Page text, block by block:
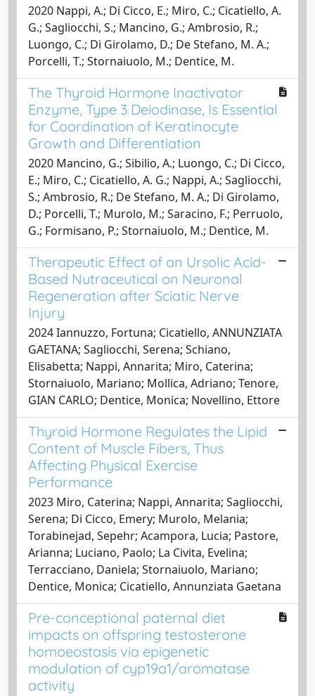
2020 Nappi, A.; Di Cicco, E.; Miro, C.; Cicatiello, A.
G.; Sagliocchi, S.; Mancino, G.; Ambrosio, R.;
Luongo, C.; Di Girolamo, D.; De Stefano, M. A.;
Porcelli, T.; Stornaiuolo, M.; Dentice, M.
The Thyroid Hormone Inactivator
Enzyme, Type 3 Deiodinase, Is Essential
for Coordination of Keratinocyte
Growth and Differentiation
2020 Mancino, G.; Sibilio, A.; Luongo, C.; Di Cicco,
E.; Miro, C.; Cicatiello, A. G.; Nappi, A.; Sagliocchi,
S.; Ambrosio, R.; De Stefano, M. A.; Di Girolamo,
D.; Porcelli, T.; Murolo, M.; Saracino, F.; Perruolo,
G.; Formisano, P.; Stornaiuolo, M.; Dentice, M.
Therapeutic Effect of an Ursolic Acid-
Based Nutraceutical on Neuronal
Regeneration after Sciatic Nerve
Injury
2024 Iannuzzo, Fortuna; Cicatiello, ANNUNZIATA
GAETANA; Sagliocchi, Serena; Schiano,
Elisabetta; Nappi, Annarita; Miro, Caterina;
Stornaiuolo, Mariano; Mollica, Adriano; Tenore,
GIAN CARLO; Dentice, Monica; Novellino, Ettore
Thyroid Hormone Regulates the Lipid
Content of Muscle Fibers, Thus
Affecting Physical Exercise
Performance
2023 Miro, Caterina; Nappi, Annarita; Sagliocchi,
Serena; Di Cicco, Emery; Murolo, Melania;
Torabinejad, Sepehr; Acampora, Lucia; Pastore,
Arianna; Luciano, Paolo; La Civita, Evelina;
Terracciano, Daniela; Stornaiuolo, Mariano;
Dentice, Monica; Cicatiello, Annunziata Gaetana
Pre-conceptional paternal diet
impacts on offspring testosterone
homoeostasis via epigenetic
modulation of cyp19a1/aromatase
activity